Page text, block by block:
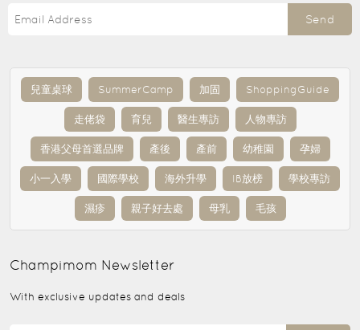
Send
兒童桌球 SummerCamp 加固 ShoppingGuide
走佬袋 育兒 醫生專訪 人物專訪
香港父母首選品牌 產後 產前 幼稚園 孕婦
小一入學 國際學校 海外升學 IB放榜 學校專訪
濕疹 親子好去處 母乳 毛孩
Champimom Newsletter
With exclusive updates and deals